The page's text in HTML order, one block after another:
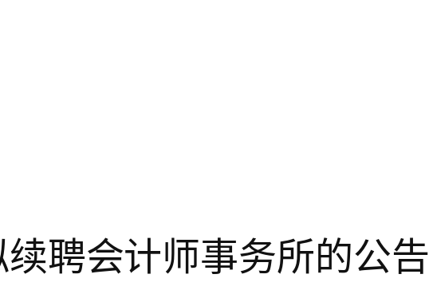
聘会计师事务所的公告